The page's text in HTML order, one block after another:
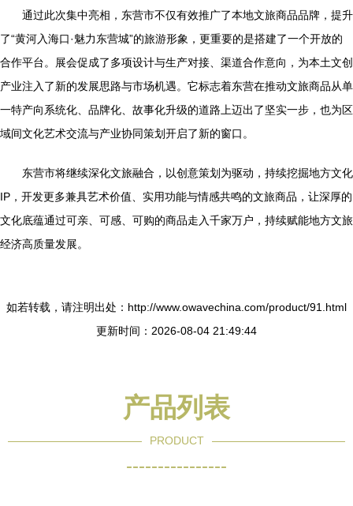
通过此次集中亮相，东营市不仅有效推广了本地文旅商品品牌，提升
了“黄河入海口·魅力东营城”的旅游形象，更重要的是搭建了一个开放的
合作平台。展会促成了多项设计与生产对接、渠道合作意向，为本土文创
产业注入了新的发展思路与市场机遇。它标志着东营在推动文旅商品从单
一特产向系统化、品牌化、故事化升级的道路上迈出了坚实一步，也为区
域间文化艺术交流与产业协同策划开启了新的窗口。
东营市将继续深化文旅融合，以创意策划为驱动，持续挖掘地方文化
IP，开发更多兼具艺术价值、实用功能与情感共鸣的文旅商品，让深厚的
文化底蕴通过可亲、可感、可购的商品走入千家万户，持续赋能地方文旅
经济高质量发展。
如若转载，请注明出处：http://www.owavechina.com/product/91.html
更新时间：2026-08-04 21:49:44
产品列表
PRODUCT
----------------